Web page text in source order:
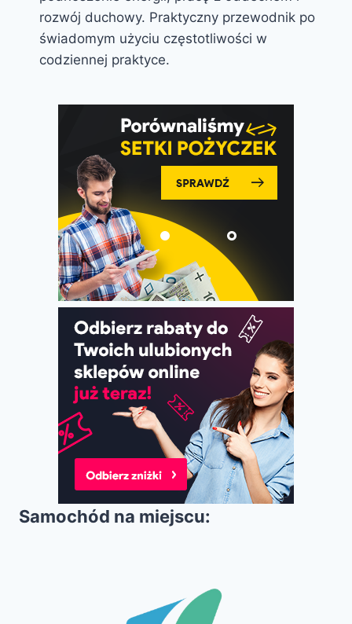
rozwój duchowy. Praktyczny przewodnik po
świadomym użyciu częstotliwości w
codziennej praktyce.
Samochód na miejscu: